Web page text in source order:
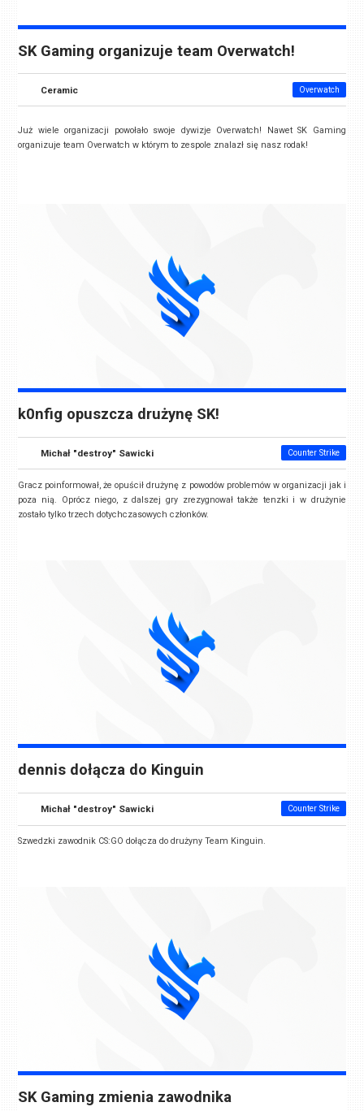
SK Gaming organizuje team Overwatch!
Ceramic Overwatch
Już wiele organizacji powołało swoje dywizje Overwatch! Nawet SK Gaming
organizuje team Overwatch w którym to zespole znalazł się nasz rodak!
k0nfig opuszcza drużynę SK!
Michał "destroy" Sawicki Counter Strike
Gracz poinformował, że opuścił drużynę z powodów problemów w organizacji jak i
poza nią. Oprócz niego, z dalszej gry zrezygnował także tenzki i w drużynie
zostało tylko trzech dotychczasowych członków.
dennis dołącza do Kinguin
Michał "destroy" Sawicki Counter Strike
Szwedzki zawodnik CS:GO dołącza do drużynyTeam Kinguin.
SK Gaming zmienia zawodnika